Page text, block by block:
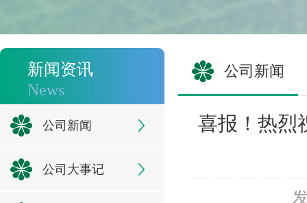
新闻资讯
News
公司新闻
公司大事记
公司新闻
喜报！热烈